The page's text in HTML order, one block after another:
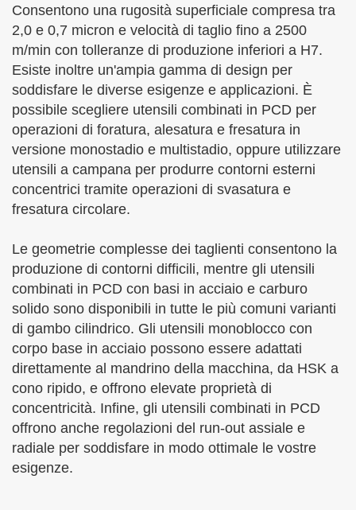
Consentono una rugosità superficiale compresa tra
2,0 e 0,7 micron e velocità di taglio fino a 2500
m/min con tolleranze di produzione inferiori a H7.
Esiste inoltre un'ampia gamma di design per
soddisfare le diverse esigenze e applicazioni. È
possibile scegliere utensili combinati in PCD per
operazioni di foratura, alesatura e fresatura in
versione monostadio e multistadio, oppure utilizzare
utensili a campana per produrre contorni esterni
concentrici tramite operazioni di svasatura e
fresatura circolare.
Le geometrie complesse dei taglienti consentono la
produzione di contorni difficili, mentre gli utensili
combinati in PCD con basi in acciaio e carburo
solido sono disponibili in tutte le più comuni varianti
di gambo cilindrico. Gli utensili monoblocco con
corpo base in acciaio possono essere adattati
direttamente al mandrino della macchina, da HSK a
cono ripido, e offrono elevate proprietà di
concentricità. Infine, gli utensili combinati in PCD
offrono anche regolazioni del run-out assiale e
radiale per soddisfare in modo ottimale le vostre
esigenze.